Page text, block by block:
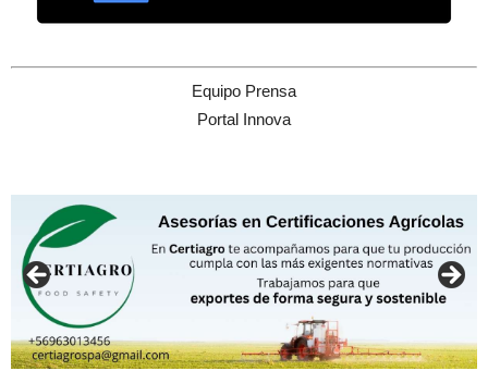
Equipo Prensa
Portal Innova